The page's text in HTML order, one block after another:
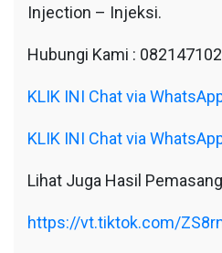
Injection – Injeksi.
Hubungi Kami :
KLIK INI Chat via
KLIK INI Chat via
Lihat Juga Hasil
https://vt.tiktok.com/